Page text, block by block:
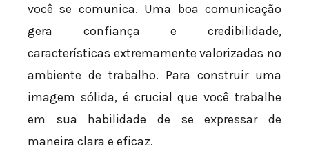
você se comunica. Uma boa comunicação
gera confiança e credibilidade,
características extremamente valorizadas no
ambiente de trabalho. Para construir uma
imagem sólida, é crucial que você trabalhe
em sua habilidade de se expressar de
maneira clara e eficaz.